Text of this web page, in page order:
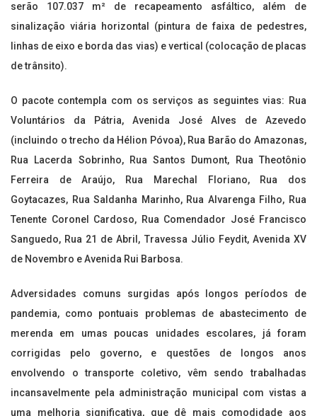
serão 107.037 m² de recapeamento asfáltico, além de
sinalização viária horizontal (pintura de faixa de pedestres,
linhas de eixo e borda das vias) e vertical (colocação de placas
de trânsito).
O pacote contempla com os serviços as seguintes vias: Rua
Voluntários da Pátria, Avenida José Alves de Azevedo
(incluindo o trecho da Hélion Póvoa), Rua Barão do Amazonas,
Rua Lacerda Sobrinho, Rua Santos Dumont, Rua Theotônio
Ferreira de Araújo, Rua Marechal Floriano, Rua dos
Goytacazes, Rua Saldanha Marinho, Rua Alvarenga Filho, Rua
Tenente Coronel Cardoso, Rua Comendador José Francisco
Sanguedo, Rua 21 de Abril, Travessa Júlio Feydit, Avenida XV
de Novembro e Avenida Rui Barbosa.
Adversidades comuns surgidas após longos períodos de
pandemia, como pontuais problemas de abastecimento de
merenda em umas poucas unidades escolares, já foram
corrigidas pelo governo, e questões de longos anos
envolvendo o transporte coletivo, vêm sendo trabalhadas
incansavelmente pela administração municipal com vistas a
uma melhoria significativa, que dê mais comodidade aos